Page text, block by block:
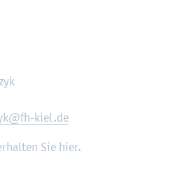
​kiel.​de
Sie hier.